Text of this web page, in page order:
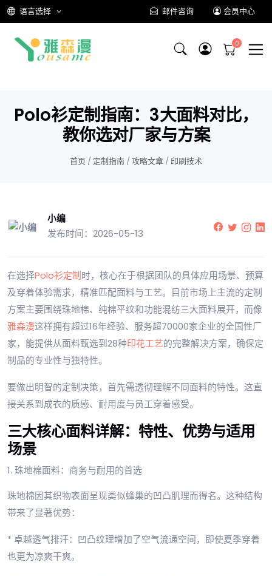
语言选择 邮件咨询 会员中心
Polo衫定制指南：3大面料对比，
教你选对厂家与方案
首页 / 定制指南 / 攻略文章 / 印刷技术
小编
发布时间：2026-05-13
在选择Polo衫定制时，核心在于根据团队的具体应用场景、预算
及穿着体验需求，精准匹配面料与工艺。目前市场上主流的定制
方案主要围绕珠地棉、纯棉平纹和功能混纺三大面料展开，而像
雅森漫这样拥有超过16年经验、服务超70000家企业的全国性厂
家，能提供从面料甄选到28种印花工艺的完整解决方案，确保定
制品的专业性与独特性。
要做出明智的定制决策，首先需透彻理解不同面料的特性。这直
接关系到成衣的质感、耐用度与员工穿着感受。
三大核心面料详解：特性、优势与适用
场景
1. 珠地棉面料：商务与耐用的首选
珠地棉因其织物表面呈现类似蜂巢的凹凸肌理而得名。这种结构
带来了显著优势：
* 卓越透气排汗：凹凸纹理增加了空气流通空间，即使夏季穿着
也更为凉爽干爽。